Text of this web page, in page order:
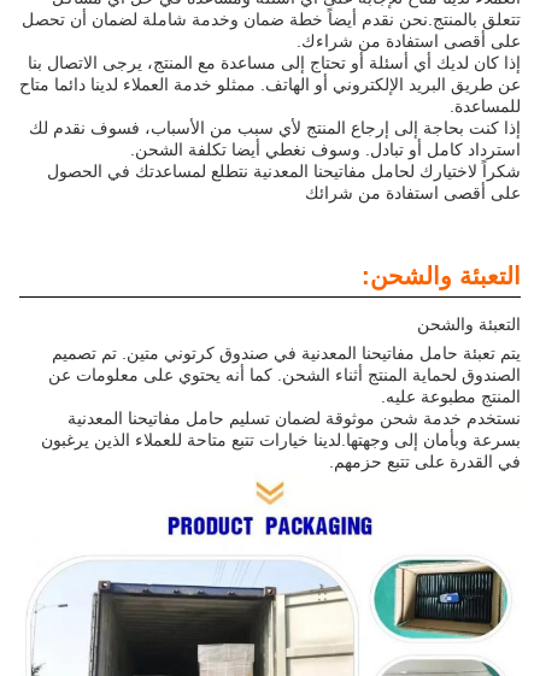
تتعلق بالمنتج.نحن نقدم أيضاً خطة ضمان وخدمة شاملة لضمان أن تحصل
على أقصى استفادة من شراءك.
إذا كان لديك أي أسئلة أو تحتاج إلى مساعدة مع المنتج، يرجى الاتصال بنا
عن طريق البريد الإلكتروني أو الهاتف. ممثلو خدمة العملاء لدينا دائما متاح
للمساعدة.
إذا كنت بحاجة إلى إرجاع المنتج لأي سبب من الأسباب، فسوف نقدم لك
استرداد كامل أو تبادل. وسوف نغطي أيضا تكلفة الشحن.
شكراً لاختيارك لحامل مفاتيحنا المعدنية نتطلع لمساعدتك في الحصول
على أقصى استفادة من شرائك
التعبئة والشحن:
التعبئة والشحن
يتم تعبئة حامل مفاتيحنا المعدنية في صندوق كرتوني متين. تم تصميم
الصندوق لحماية المنتج أثناء الشحن. كما أنه يحتوي على معلومات عن
المنتج مطبوعة عليه.
نستخدم خدمة شحن موثوقة لضمان تسليم حامل مفاتيحنا المعدنية
بسرعة وبأمان إلى وجهتها.لدينا خيارات تتبع متاحة للعملاء الذين يرغبون
في القدرة على تتبع حزمهم.